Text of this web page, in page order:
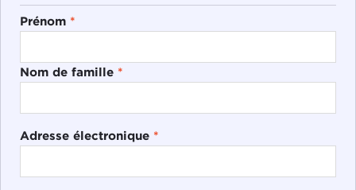
Prénom *
Nom de famille *
Adresse électronique *